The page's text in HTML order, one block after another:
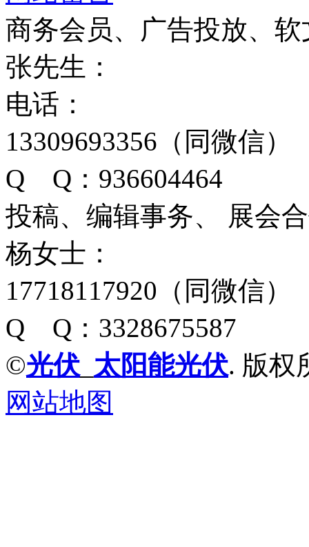
商务会员、广告投放、软
张先生：
电话：
13309693356（同微信）
Q Q：936604464
投稿、编辑事务、 展会
杨女士：
17718117920（同微信）
Q Q：3328675587
©光伏 太阳能光伏. 版权
网站地图